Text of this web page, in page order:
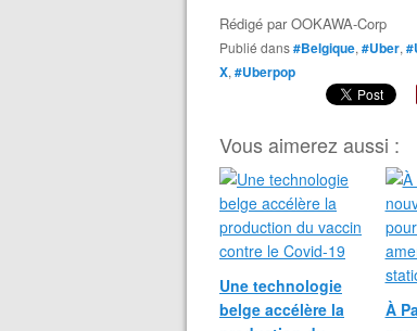
Rédigé parOOKAWA-Corp
Publié dans#Belgique, #Uber,
X, #Uberpop
Vous aimerez aussi :
Une technologie
belge accélère la
À